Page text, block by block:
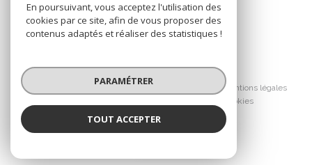
Béatrice Tourniaire
© 2026 | Tous droits réservés
Nos honoraires
Nos partenaires
Mentions légales
Cookies
En poursuivant, vous acceptez l'utilisation des
cookies par ce site, afin de vous proposer des
contenus adaptés et réaliser des statistiques !
PARAMÉTRER
TOUT ACCEPTER